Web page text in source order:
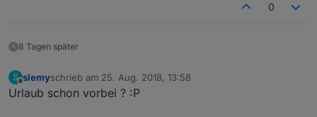
0
8 Tagen später
S
Offline
slemyschrieb am 25. Aug. 2018, 13:58
zuletzt editiert von
Urlaub schon vorbei ? :P